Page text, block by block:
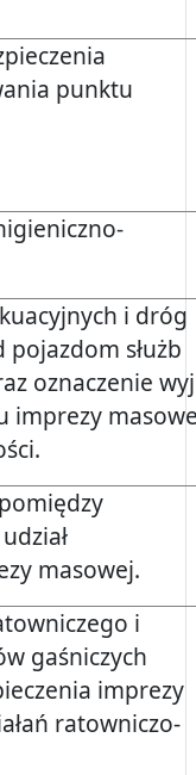
punktu
i dróg
służb
oznaczenie
imprezy
masowej.
i
gaśniczych
imprezy
ratowniczo-